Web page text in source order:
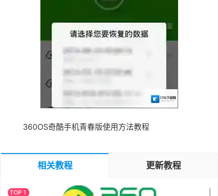
360OS奇酷手机青春版使用方法教程
相关教程 更新教程